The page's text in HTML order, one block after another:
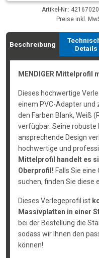
Artikel-Nr.:
Preise inkl.
Beschreibung
Details
MENDIGER Mittelprofil
Dieses hochwertige
einem PVC-Adapter und
den Farben Blank, Weiß
verfügbar. Seine robuste
ansprechende Design
hochwertige und
Mittelprofil handelt es
Oberprofil! Falls Sie
suchen, finden Sie diese
Dieses Verlegeprofil ist
Massivplatten in einer
bei der Bestellung die
sodass wir Ihnen den
können!